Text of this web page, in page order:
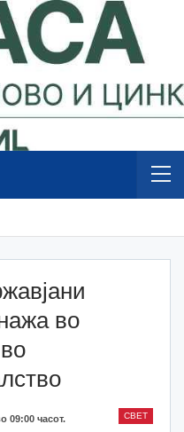
во
СВЕТ
09:00 часот.